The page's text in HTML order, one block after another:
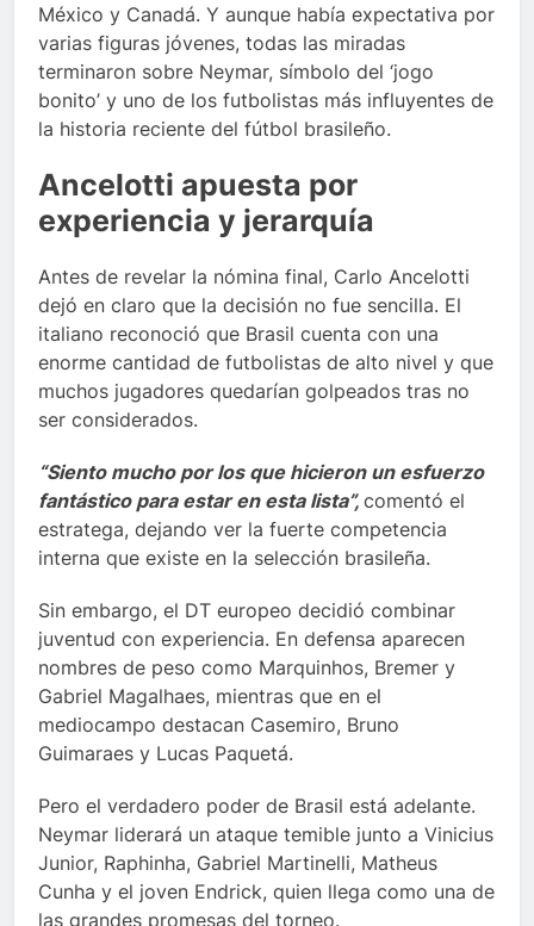
México y Canadá. Y aunque había expectativa por
varias figuras jóvenes, todas las miradas
terminaron sobre Neymar, símbolo del ‘jogo
bonito’ y uno de los futbolistas más influyentes de
la historia reciente del fútbol brasileño.
Ancelotti apuesta por
experiencia y jerarquía
Antes de revelar la nómina final, Carlo Ancelotti
dejó en claro que la decisión no fue sencilla. El
italiano reconoció que Brasil cuenta con una
enorme cantidad de futbolistas de alto nivel y que
muchos jugadores quedarían golpeados tras no
ser considerados.
“Siento mucho por los que hicieron un esfuerzo
fantástico para estar en esta lista”, comentó el
estratega, dejando ver la fuerte competencia
interna que existe en la selección brasileña.
Sin embargo, el DT europeo decidió combinar
juventud con experiencia. En defensa aparecen
nombres de peso como Marquinhos, Bremer y
Gabriel Magalhaes, mientras que en el
mediocampo destacan Casemiro, Bruno
Guimaraes y Lucas Paquetá.
Pero el verdadero poder de Brasil está adelante.
Neymar liderará un ataque temible junto a Vinicius
Junior, Raphinha, Gabriel Martinelli, Matheus
Cunha y el joven Endrick, quien llega como una de
las grandes promesas del torneo.